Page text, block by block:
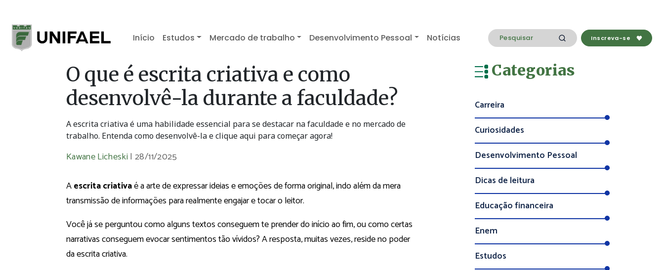
Início Estudos Mercado de trabalho Desenvolvimento Pessoal Notícias Inscreva-se
O que é escrita criativa e como
desenvolvê-la durante a faculdade?
A escrita criativa é uma habilidade essencial para se destacar na faculdade e no mercado de
trabalho. Entenda como desenvolvê-la e clique aqui para começar agora!
Kawane Licheski |28/11/2025
Aescrita criativaé a arte de expressar ideias e emoções de forma original, indo além da mera
transmissão de informações para realmente engajar e tocar o leitor.
Você já se perguntou como alguns textos conseguem te prender do início ao fim, ou como certas
narrativas conseguem evocar sentimentos tão vívidos? A resposta, muitas vezes, reside no poder
da escrita criativa.
Categorias
Carreira
Curiosidades
Desenvolvimento Pessoal
Dicas de leitura
Educação financeira
Enem
Estudos